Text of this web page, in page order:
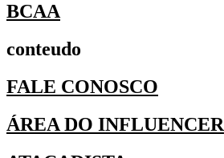
BCAA
conteudo
FALE CONOSCO
ÁREA DO INFLUENCER